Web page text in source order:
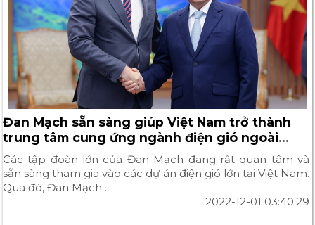
Đan Mạch sẵn sàng giúp Việt Nam trở thành
trung tâm cung ứng ngành điện gió ngoài
khơi toàn khu vực
Các tập đoàn lớn của Đan Mạch đang rất quan tâm và
sẵn sàng tham gia vào các dự án điện gió lớn tại Việt Nam.
Qua đó, Đan Mạch ...
2022-12-01 03:40:29